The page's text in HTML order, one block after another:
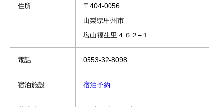
住所
〒404-0056
山梨県甲州市
塩山福生里４６２−１
電話 0553-32-8098
宿泊施設 宿泊予約